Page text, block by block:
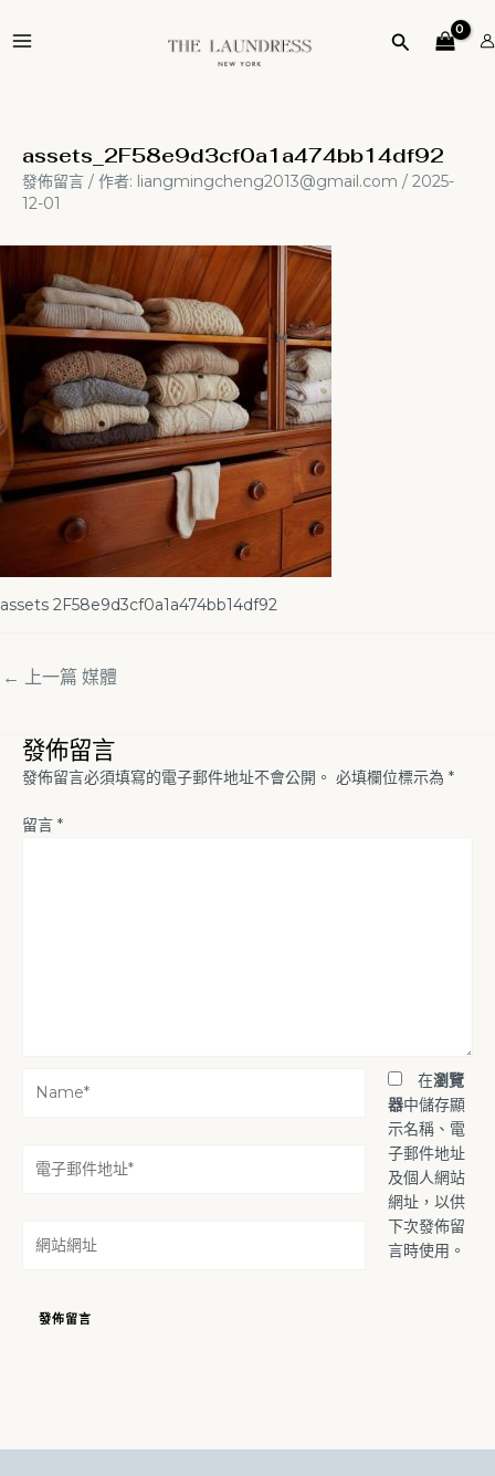
至
搜
assets_2F58e9d3cf0a1a474bb14df92
發佈留言 / 作者: liangmingcheng2013@gmail.com / 2025-
12-01
assets 2F58e9d3cf0a1a474bb14df92
navigation
← 上一篇 媒體
發佈留言
發佈留言必須填寫的電子郵件地址不會公開。 必填欄位標示為 *
留言 *
地
站
在瀏覽
器中儲存顯
示名稱、電
子郵件地址
及個人網站
網址，以供
下次發佈留
言時使用。